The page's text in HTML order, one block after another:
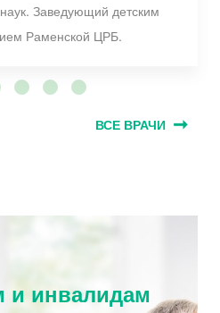
Заведующий детским
Раменской ЦРБ.
ВСЕ ВРАЧИ
и инвалидам